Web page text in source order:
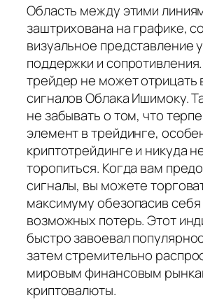
Область между этими
заштрихована на графике,
визуальное представление
поддержки и
трейдер не может отрицать
сигналов Облака Ишимоку.
не забывать о том, что
элемент в трейдинге,
криптотрейдинге и никуда
торопиться. Когда вам
сигналы, вы можете
максимуму обезопасив себя
возможных потерь. Этот
быстро завоевал
затем стремительно
мировым финансовым
криптовалюты.